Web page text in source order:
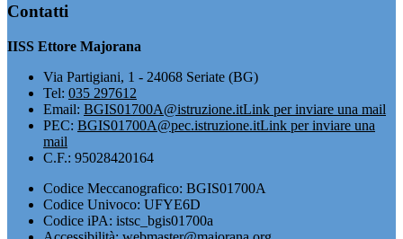
Contatti
IISS Ettore Majorana
Via Partigiani, 1 - 24068 Seriate (BG)
Tel: 035 297612
Email: BGIS01700A@istruzione.itLink per inviare una mail
PEC: BGIS01700A@pec.istruzione.itLink per inviare una
mail
C.F.: 95028420164
Codice Meccanografico: BGIS01700A
Codice Univoco: UFYE6D
Codice iPA: istsc_bgis01700a